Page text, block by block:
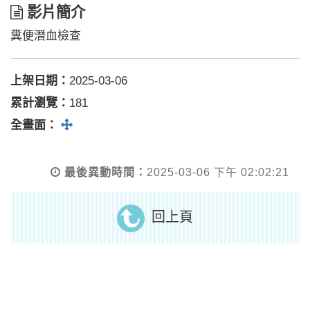
影
片
簡
介
影片簡介
糞便潛血檢查
上架日期： 2025-03-06
累計瀏覽： 181
全畫面： 全螢幕
最後異動時間： 2025-03-06 下午 02:02:21
回上頁